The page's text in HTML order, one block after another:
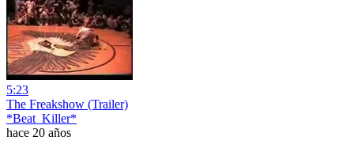
5:23
The Freakshow (Trailer)
*Beat_Killer*
hace 20 años